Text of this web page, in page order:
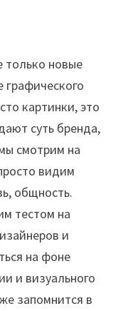
только новые
картинки, это
суть бренда,
смотрим на
видим
общность.
тестом на
и
на фоне
и визуального
запомнится в